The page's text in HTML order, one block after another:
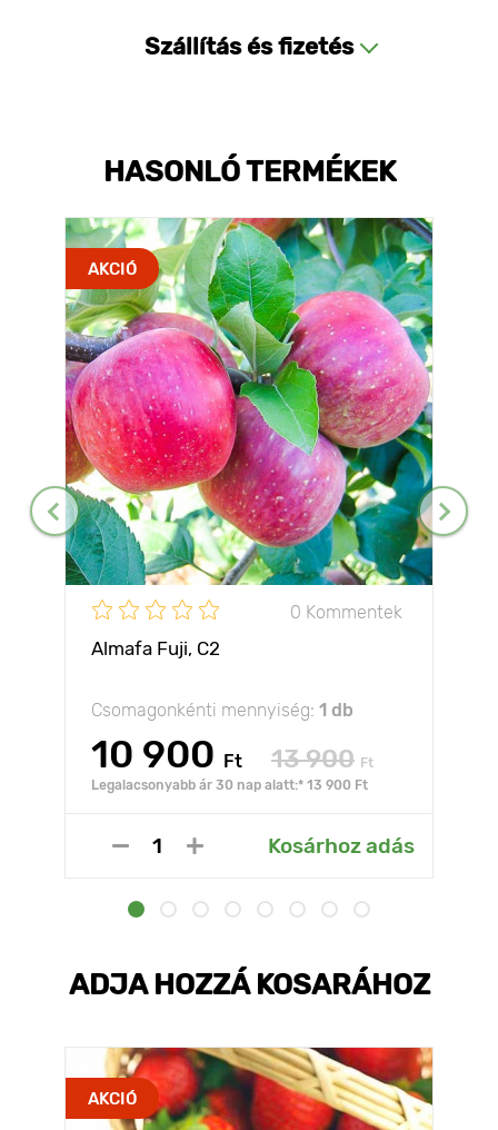
Szállítás és fizetés
HASONLÓ TERMÉKEK
AKCIÓ
0 Kommentek
Almafa Fuji, С2
Csomagonkénti mennyiség: 1 db
10 900 Ft 13 900 Ft
Legalacsonyabb ár 30 nap alatt:* 13 900 Ft
Kosárhoz adás
ADJA HOZZÁ KOSARÁHOZ
AKCIÓ